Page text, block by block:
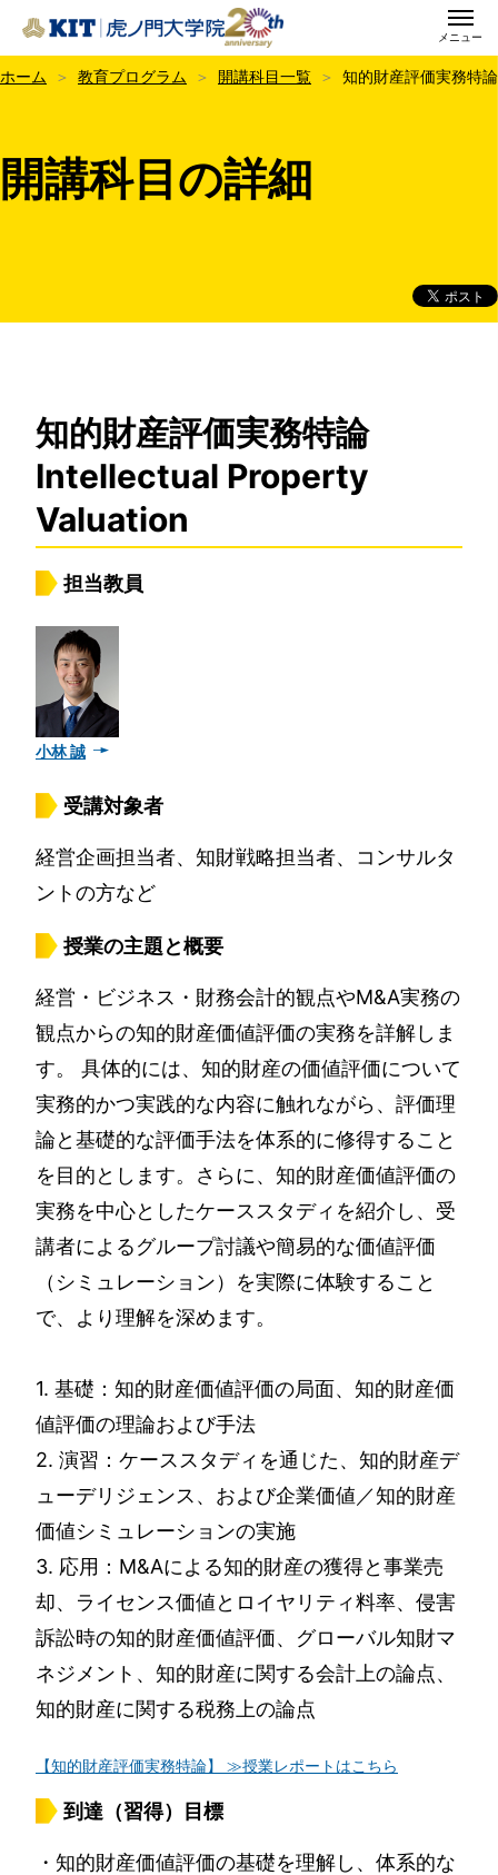
KIT虎ノ門大学院
メニュー
ホーム 教育プログラム 開講科目一覧 知的財産評価実務特論
開講科目の詳細
知的財産評価実務特論
Intellectual Property
Valuation
担当教員
小林 誠
受講対象者
経営企画担当者、知財戦略担当者、コンサルタ
ントの方など
授業の主題と概要
経営・ビジネス・財務会計的観点やM&A実務の
観点からの知的財産価値評価の実務を詳解しま
す。 具体的には、知的財産の価値評価について
実務的かつ実践的な内容に触れながら、評価理
論と基礎的な評価手法を体系的に修得すること
を目的とします。さらに、知的財産価値評価の
実務を中心としたケーススタディを紹介し、受
講者によるグループ討議や簡易的な価値評価
（シミュレーション）を実際に体験すること
で、より理解を深めます。
1. 基礎：知的財産価値評価の局面、知的財産価
値評価の理論および手法
2. 演習：ケーススタディを通じた、知的財産デ
ューデリジェンス、および企業価値／知的財産
価値シミュレーションの実施
3. 応用：M&Aによる知的財産の獲得と事業売
却、ライセンス価値とロイヤリティ料率、侵害
訴訟時の知的財産価値評価、グローバル知財マ
ネジメント、知的財産に関する会計上の論点、
知的財産に関する税務上の論点
【知的財産評価実務特論】 ≫授業レポートはこちら
到達（習得）目標
・知的財産価値評価の基礎を理解し、体系的な